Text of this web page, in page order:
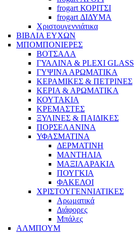
frogart ΚΟΡΙΤΣΙ
frogart ΔΙΔΥΜΑ
Χριστουγεννιάτικα
ΒΙΒΛΙΑ ΕΥΧΩΝ
ΜΠΟΜΠΟΝΙΕΡΕΣ
ΒΟΤΣΑΛΑ
ΓΥΑΛΙΝΑ & PLEXI GLASS
ΓΥΨΙΝΑ ΑΡΩΜΑΤΙΚΑ
ΚΕΡΑΜΙΚΕΣ & ΠΕΤΡΙΝΕΣ
ΚΕΡΙΑ & ΑΡΩΜΑΤΙΚΑ
ΚΟΥΤΑΚΙΑ
ΚΡΕΜΑΣΤΕΣ
ΞΥΛΙΝΕΣ & ΠΑΙΔΙΚΕΣ
ΠΟΡΣΕΛΑΝΙΝΑ
ΥΦΑΣΜΑΤΙΝA
ΔΕΡΜΑΤΙΝΗ
ΜΑΝΤΗΛΙΑ
ΜΑΞΙΛΑΡΑΚΙΑ
ΠΟΥΓΚΙΑ
ΦΑΚΕΛΟΙ
ΧΡΙΣΤΟΥΓΕΝΝΙΑΤΙΚΕΣ
Αρωματικά
Διάφορες
Μπάλες
ΑΛΜΠΟΥΜ